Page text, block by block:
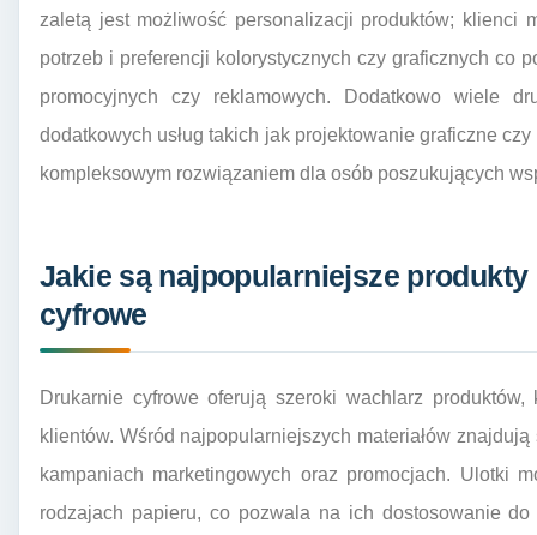
zaletą jest możliwość personalizacji produktów; klienci
potrzeb i preferencji kolorystycznych czy graficznych co
promocyjnych czy reklamowych. Dodatkowo wiele
dodatkowych usług takich jak projektowanie graficzne
kompleksowym rozwiązaniem dla osób poszukujących
Jakie są najpopularniejsze
cyfrowe
Drukarnie cyfrowe oferują szeroki wachlarz
klientów. Wśród najpopularniejszych materiałów
kampaniach marketingowych oraz promocjach. Ulotki
rodzajach papieru, co pozwala na ich dostosowanie